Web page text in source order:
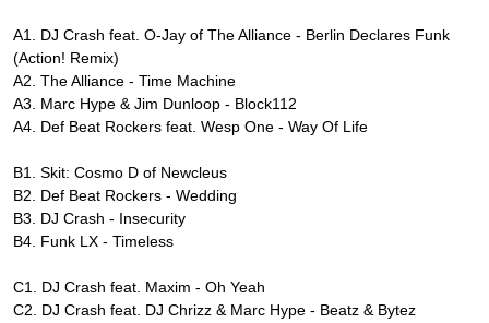
A1. DJ Crash feat. O-Jay of The Alliance - Berlin Declares Funk
(Action! Remix)
A2. The Alliance - Time Machine
A3. Marc Hype & Jim Dunloop - Block112
A4. Def Beat Rockers feat. Wesp One - Way Of Life
B1. Skit: Cosmo D of Newcleus
B2. Def Beat Rockers - Wedding
B3. DJ Crash - Insecurity
B4. Funk LX - Timeless
C1. DJ Crash feat. Maxim - Oh Yeah
C2. DJ Crash feat. DJ Chrizz & Marc Hype - Beatz & Bytez